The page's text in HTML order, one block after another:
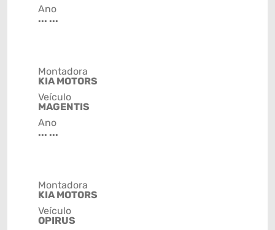
Ano
... ...
Montadora
KIA MOTORS
Veículo
MAGENTIS
Ano
... ...
Montadora
KIA MOTORS
Veículo
OPIRUS